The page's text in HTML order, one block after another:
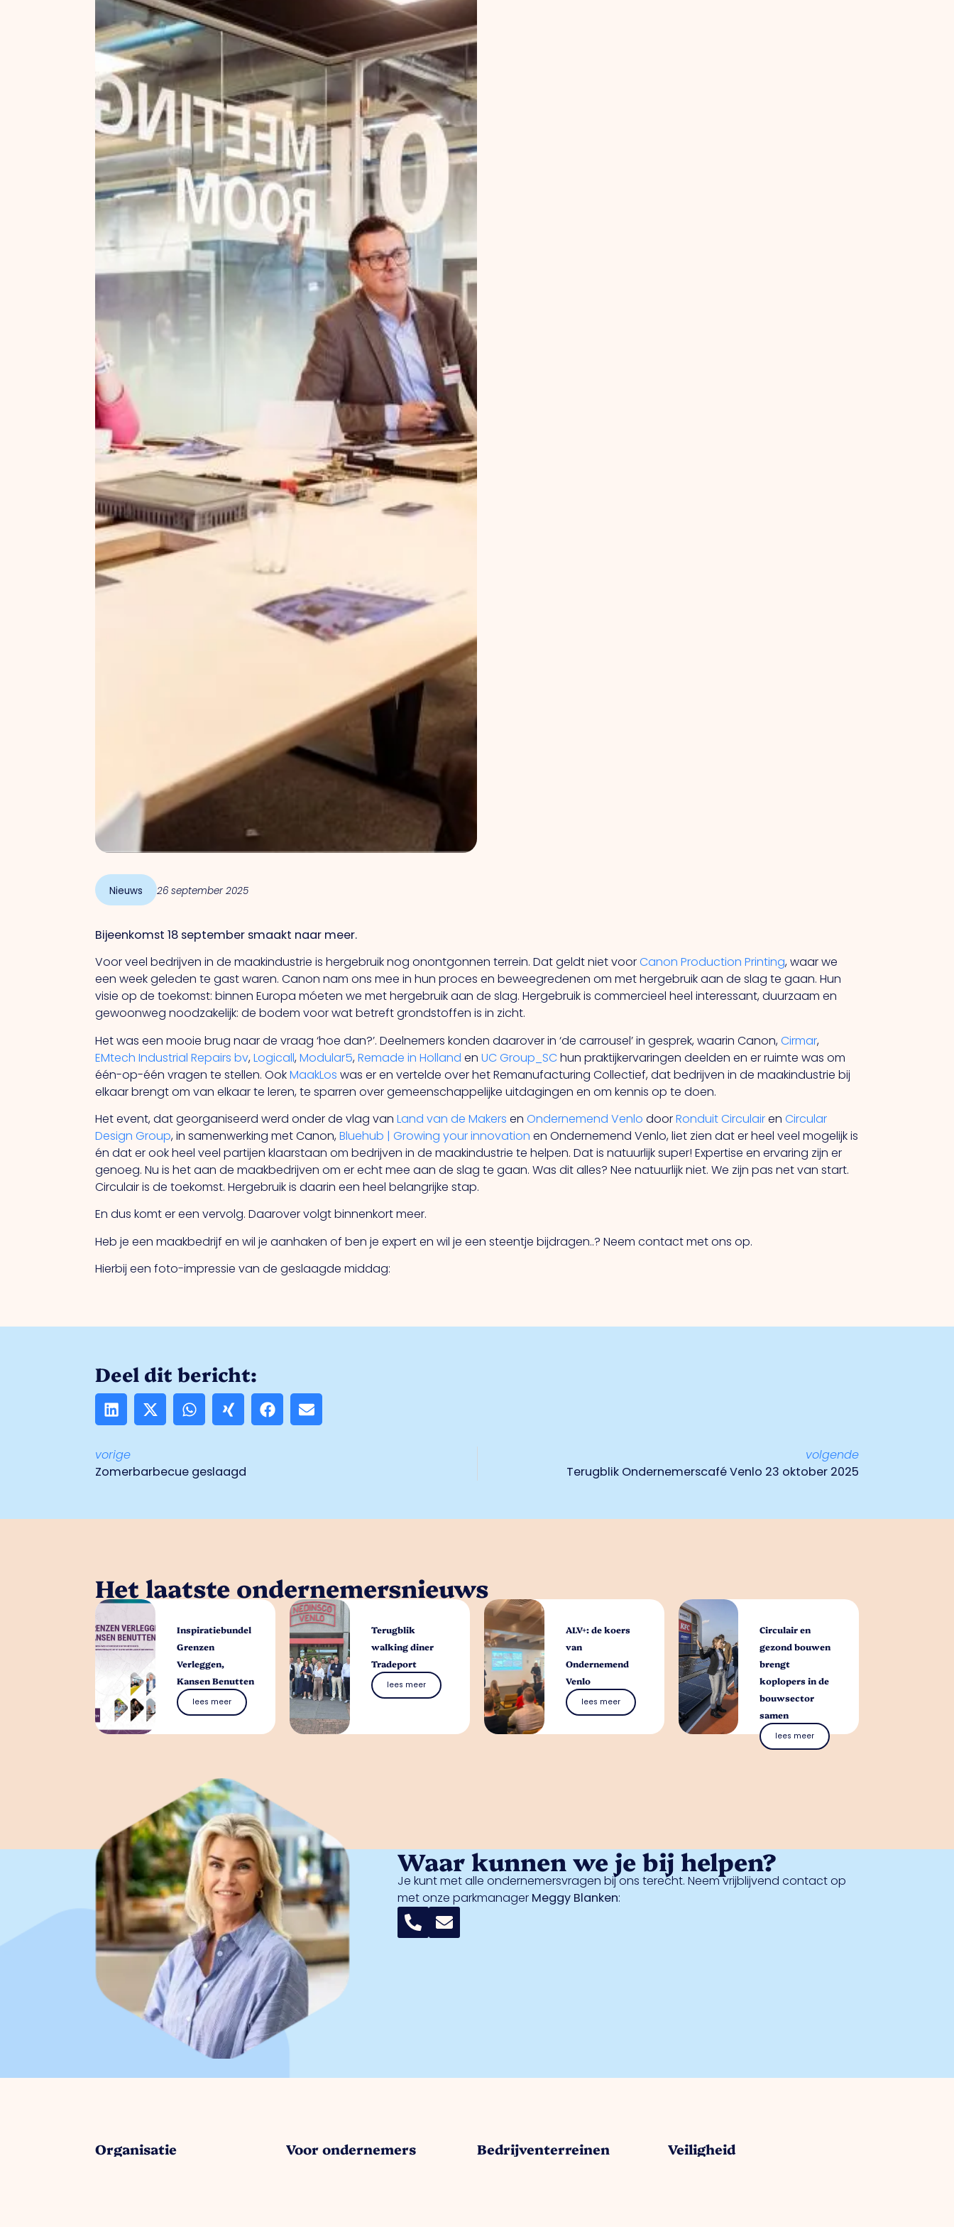
Nieuws 26 september 2025
Bijeenkomst 18 september smaakt naar meer.
Voor veel bedrijven in de maakindustrie is hergebruik nog onontgonnen terrein. Dat geldt niet voorCanon Production Printing, waar we
een week geleden te gast waren. Canon nam ons mee in hun proces en beweegredenen om met hergebruik aan de slag te gaan. Hun
visie op de toekomst: binnen Europa móeten we met hergebruik aan de slag. Hergebruik is commercieel heel interessant, duurzaam en
gewoonweg noodzakelijk: de bodem voor wat betreft grondstoffen is in zicht.
Het was een mooie brug naar de vraag ‘hoe dan?’. Deelnemers konden daarover in ‘de carrousel’ in gesprek, waarin Canon,Cirmar,
EMtech Industrial Repairs bv,Logicall,Modular5,Remade in Holland enUC Group_SChun praktijkervaringen deelden en er ruimte was om
één-op-één vragen te stellen. OokMaakLos was er en vertelde over het Remanufacturing Collectief, dat bedrijven in de maakindustrie bij
elkaar brengt om van elkaar te leren, te sparren over gemeenschappelijke uitdagingen en om kennis op te doen.
Het event, dat georganiseerd werd onder de vlag vanLand van de Makers enOndernemend Venlo doorRonduit CirculairenCircular
Design Group, in samenwerking met Canon,Bluehub | Growing your innovation en Ondernemend Venlo, liet zien dat er heel veel mogelijk is
én dat er ook heel veel partijen klaarstaan om bedrijven in de maakindustrie te helpen. Dat is natuurlijk super! Expertise en ervaring zijn er
genoeg. Nu is het aan de maakbedrijven om er echt mee aan de slag te gaan. Was dit alles? Nee natuurlijk niet. We zijn pas net van start.
Circulair is de toekomst. Hergebruik is daarin een heel belangrijke stap.
En dus komt er een vervolg. Daarover volgt binnenkort meer.
Heb je een maakbedrijf en wil je aanhaken of ben je expert en wil je een steentje bijdragen..? Neem contact met ons op.
Hierbij een foto-impressie van de geslaagde middag:
Deel dit bericht:
vorige
Zomerbarbecue geslaagd
volgende
Terugblik Ondernemerscafé Venlo 23 oktober 2025
Het laatste ondernemersnieuws
Inspiratiebundel
Grenzen
Verleggen,
Kansen Benutten
lees meer
Terugblik
walking diner
Tradeport
lees meer
ALV+: de koers
van
Ondernemend
Venlo
lees meer
Circulair en
gezond bouwen
brengt
koplopers in de
bouwsector
samen
lees meer
Waar kunnen we je bij helpen?
Je kunt met alle ondernemersvragen bij ons terecht. Neem vrijblijvend contact op
met onze parkmanager Meggy Blanken:
Organisatie Voor ondernemers Bedrijventerreinen Veiligheid